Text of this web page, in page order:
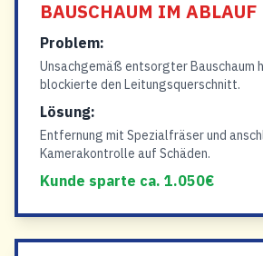
BAUSCHAUM IM ABLAUF
Problem:
Unsachgemäß entsorgter Bauschaum
blockierte den Leitungsquerschnitt.
Lösung:
Entfernung mit Spezialfräser und
Kamerakontrolle auf Schäden.
Kunde sparte ca. 1.050€